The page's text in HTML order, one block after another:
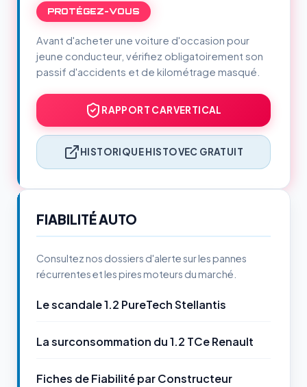
PROTÉGEZ-VOUS
Avant d'acheter une voiture d'occasion pour
jeune conducteur, vérifiez obligatoirement son
passif d'accidents et de kilométrage masqué.
RAPPORT CARVERTICAL
HISTORIQUE HISTOVEC GRATUIT
FIABILITÉ AUTO
Consultez nos dossiers d'alerte sur les pannes
récurrentes et les pires moteurs du marché.
Le scandale 1.2 PureTech Stellantis
La surconsommation du 1.2 TCe Renault
Fiches de Fiabilité par Constructeur